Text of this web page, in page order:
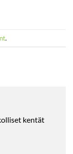
.
kentät